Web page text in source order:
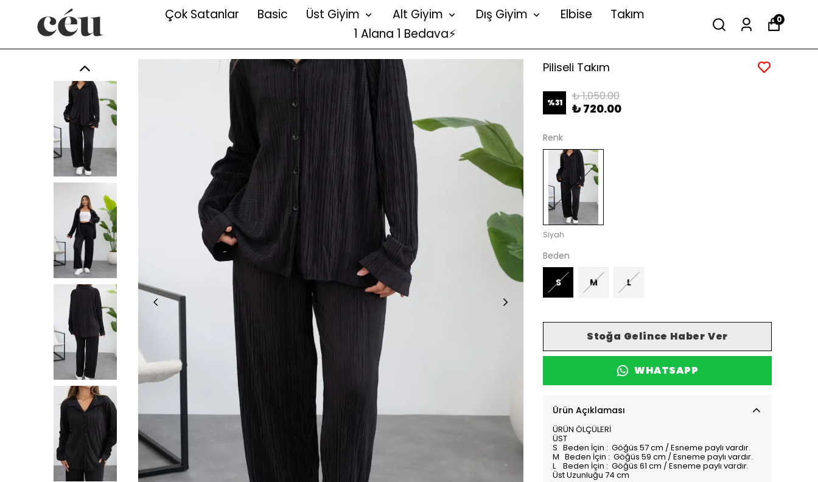
Çok Satanlar Basic Üst Giyim Alt Giyim Dış Giyim Elbise
Takım
1 Alana 1 Bedava⚡
0
Piliseli Takım
%31 ₺ 1,050.00
₺ 720.00
Renk
Siyah
Beden
S M L
Stoğa Gelince Haber Ver
WHATSAPP
Ürün Açıklaması
ÜRÜN ÖLÇÜLERİ
ÜST
S Beden İçin : Göğüs 57 cm / Esneme paylı vardır.
M Beden İçin : Göğüs 59 cm / Esneme paylı vardır.
L Beden İçin : Göğüs 61 cm / Esneme paylı vardır.
Üst Uzunluğu 74 cm